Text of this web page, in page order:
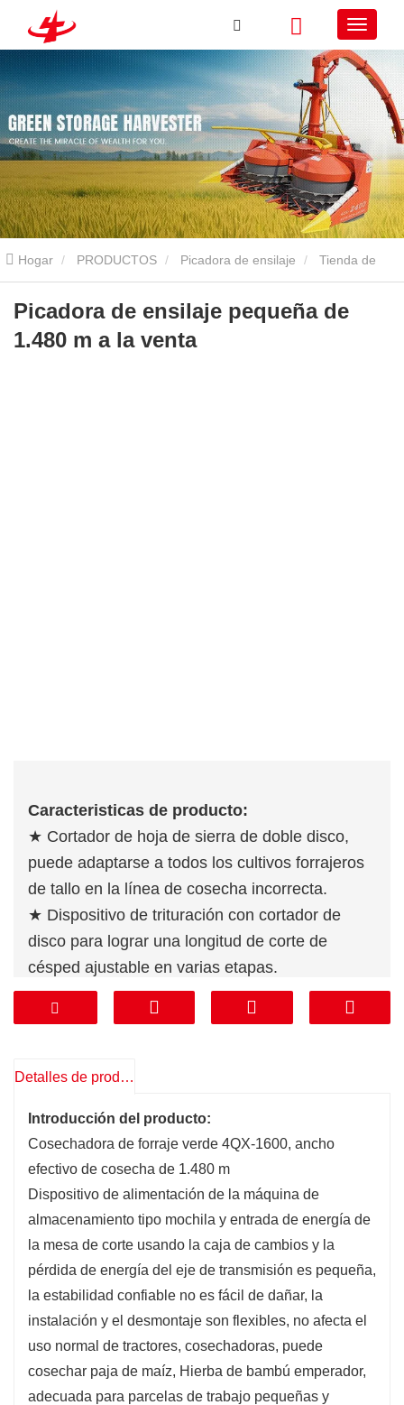
Hogar PRODUCTOS Picadora de ensilaje Tienda de
dormir montada en El Front Picadora de ensilaje pequeña de
1.480 m a la venta
Picadora de ensilaje pequeña de
1.480 m a la venta
Caracteristicas de producto:
★ Cortador de hoja de sierra de doble disco,
puede adaptarse a todos los cultivos forrajeros
de tallo en la línea de cosecha incorrecta.
★ Dispositivo de trituración con cortador de
disco para lograr una longitud de corte de
césped ajustable en varias etapas.
★ La rotación del cilindro de pulverización
mediante un mecanismo de engranaje helicoidal
bloquea eficazmente el ángulo del cilindro de
pulverización sea más estable.
★ Funcionamiento hidráulico completo,
conveniente y flexible, de modo que la dirección
de lanzamiento, la distancia de lanzamiento y la
altura del rastrojo sean flexibles.
Detalles de producto
Introducción del producto:
Cosechadora de forraje verde 4QX-1600, ancho
efectivo de cosecha de 1.480 m
Dispositivo de alimentación de la máquina de
almacenamiento tipo mochila y entrada de energía de
la mesa de corte usando la caja de cambios y la
pérdida de energía del eje de transmisión es pequeña,
la estabilidad confiable no es fácil de dañar, la
instalación y el desmontaje son flexibles, no afecta el
uso normal de tractores, cosechadoras, puede
cosechar paja de maíz, Hierba de bambú emperador,
adecuada para parcelas de trabajo pequeñas y